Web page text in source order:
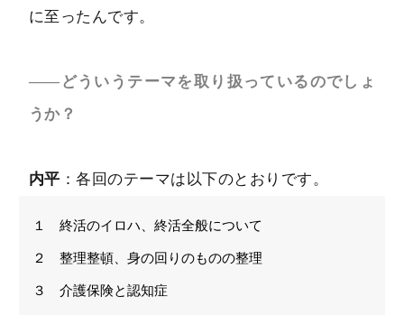
に至ったんです。
――どういうテーマを取り扱っているのでしょ
うか？
内平 ：各回のテーマは以下のとおりです。
１ 終活のイロハ、終活全般について
２ 整理整頓、身の回りのものの整理
３ 介護保険と認知症